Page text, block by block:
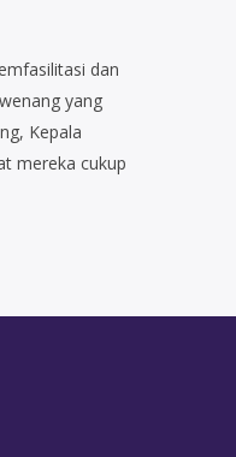
dan
yang
Kepala
mereka cukup